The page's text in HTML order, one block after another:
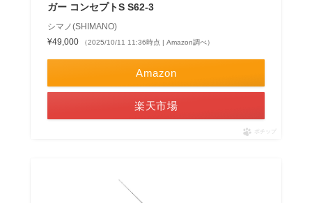
ガー コンセプトS S62-3
シマノ(SHIMANO)
¥49,000
（2025/10/11 11:36時点 | Amazon調べ）
Amazon
楽天市場
ポチップ